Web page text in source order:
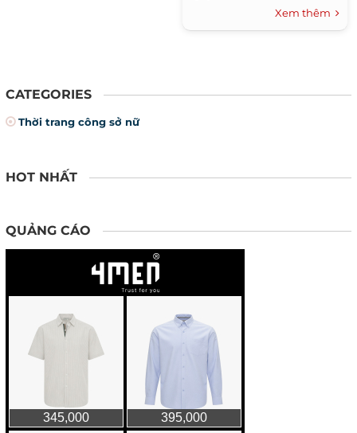
Xem thêm
CATEGORIES
Thời trang công sở nữ
HOT NHẤT
QUẢNG CÁO